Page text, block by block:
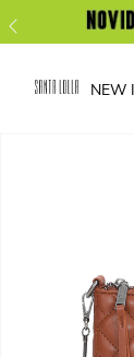
NEW